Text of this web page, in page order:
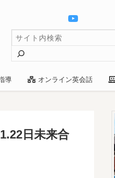
導 オンライン英会話
検
索
日未来合